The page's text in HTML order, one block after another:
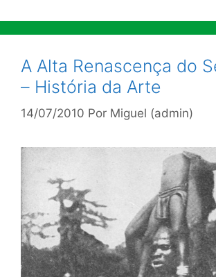
A Alta Renascença do
– História da Arte
14/07/2010 Por Miguel (admin)